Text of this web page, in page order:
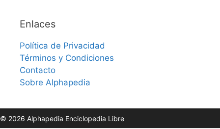
Enlaces
Política de Privacidad
Términos y Condiciones
Contacto
Sobre Alphapedia